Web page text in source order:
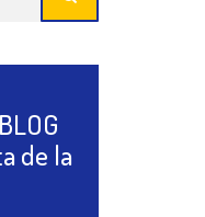
de la